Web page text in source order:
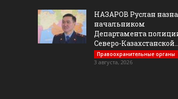
НАЗАРОВ Руслан
начальником
Департамента
Северо-Казахстанской...
Правоохранительные органы
3 августа, 2026